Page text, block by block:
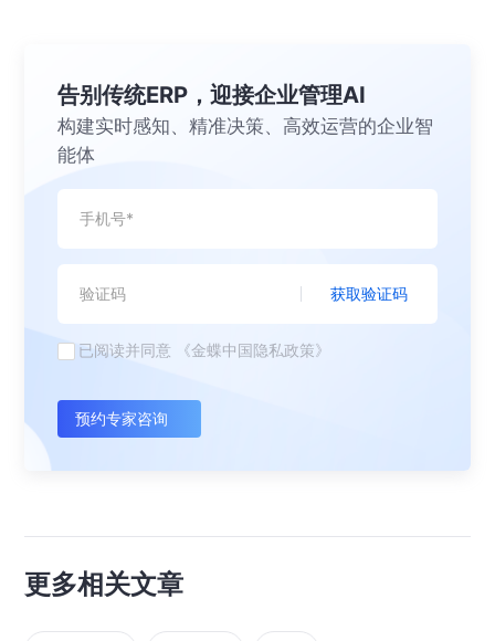
告别传统ERP，迎接企业管理AI
构建实时感知、精准决策、高效运营的企业智
能体
获取验证码
已阅读并同意 《金蝶中国隐私政策》
预约专家咨询
更多相关文章